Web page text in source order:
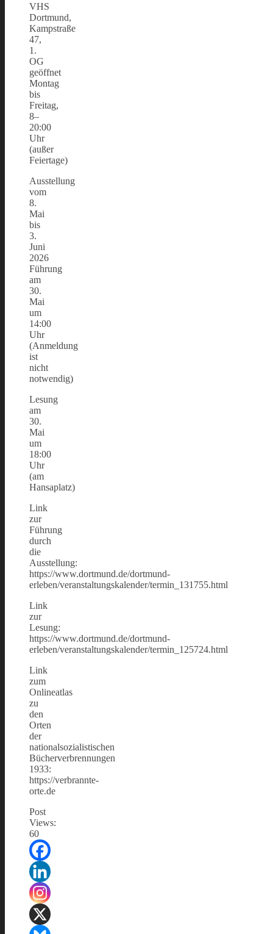
VHS
Dortmund,
Kampstraße
47,
1.
OG
geöffnet
Montag
bis
Freitag,
8–
20:00
Uhr
(außer
Feiertage)
Ausstellung
vom
8.
Mai
bis
3.
Juni
2026
Führung
am
30.
Mai
um
14:00
Uhr
(Anmeldung
ist
nicht
notwendig)
Lesung
am
30.
Mai
um
18:00
Uhr
(am
Hansaplatz)
Link
zur
Führung
durch
die
Ausstellung:
https://www.dortmund.de/dortmund-
erleben/veranstaltungskalender/termin_131755.html
Link
zur
Lesung:
https://www.dortmund.de/dortmund-
erleben/veranstaltungskalender/termin_125724.html
Link
zum
Onlineatlas
zu
den
Orten
der
nationalsozialistischen
Bücherverbrennungen
1933:
https://verbrannte-
orte.de
Post
Views:
60